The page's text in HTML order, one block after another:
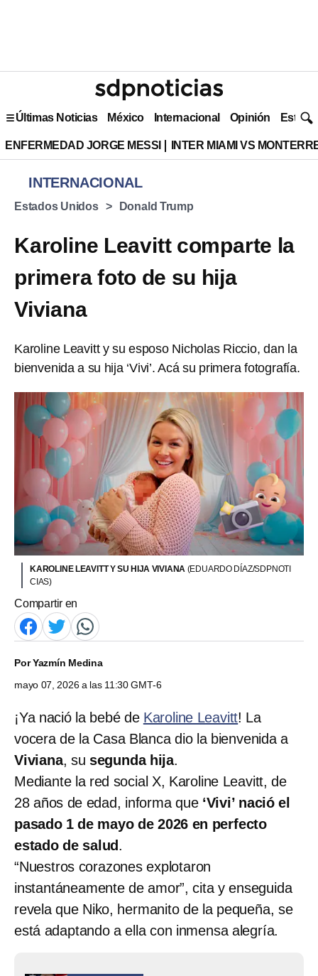
Últimas Noticias México Internacional Opinión Estilo
ENFERMEDAD JORGE MESSI INTER MIAMI VS
INTERNACIONAL
Estados Unidos Donald Trump
Karoline Leavitt comparte la
primera foto de su hija
Viviana
Karoline Leavitt y su esposo Nicholas Riccio, dan la
bienvenida a su hija ‘Vivi’. Acá su primera fotografía.
KAROLINE LEAVITT Y SU HIJA VIVIANA (EDUARDO DÍAZ/SDPNOTI
CIAS)
Compartir en
PorYazmín Medina
mayo 07, 2026 a las 11:30 GMT-6
¡Ya nació la bebé de Karoline Leavitt! La
vocera de la Casa Blanca dio la bienvenida a
Viviana, su segunda hija.
Mediante la red social X, Karoline Leavitt, de
28 años de edad, informa que ‘Vivi’ nació el
pasado 1 de mayo de 2026 en perfecto
estado de salud .
“Nuestros corazones explotaron
instantáneamente de amor”, cita y enseguida
revela que Niko, hermanito de la pequeña, se
está adaptando a ella con inmensa alegría.